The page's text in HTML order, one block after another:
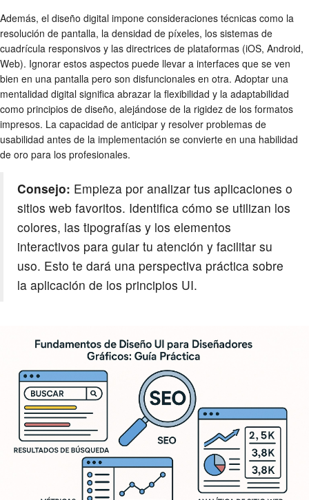
Además, el diseño digital impone consideraciones técnicas como la
resolución de pantalla, la densidad de píxeles, los sistemas de
cuadrícula responsivos y las directrices de plataformas (iOS, Android,
Web). Ignorar estos aspectos puede llevar a interfaces que se ven
bien en una pantalla pero son disfuncionales en otra. Adoptar una
mentalidad digital significa abrazar la flexibilidad y la adaptabilidad
como principios de diseño, alejándose de la rigidez de los formatos
impresos. La capacidad de anticipar y resolver problemas de
usabilidad antes de la implementación se convierte en una habilidad
de oro para los profesionales.
Consejo: Empieza por analizar tus aplicaciones o
sitios web favoritos. Identifica cómo se utilizan los
colores, las tipografías y los elementos
interactivos para guiar tu atención y facilitar su
uso. Esto te dará una perspectiva práctica sobre
la aplicación de los principios UI.